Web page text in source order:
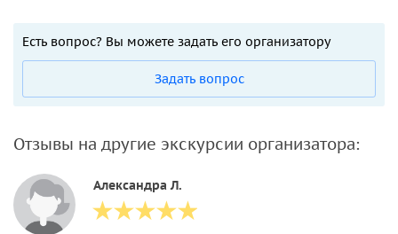
Есть вопрос? Вы можете задать его организатору
Задать вопрос
Отзывы на другие экскурсии организатора:
Александра Л.